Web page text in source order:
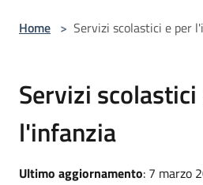
Home > Servizi scolastici e per
Servizi scolastici
l'infanzia
Ultimo aggiornamento: 7 marzo